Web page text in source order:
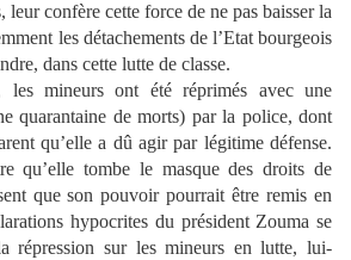
leur confère cette force de ne pas baisser la
les détachements de l’Etat bourgeois
dans cette lutte de classe.
mineurs ont été réprimés avec une
quarantaine de morts) par la police, dont
qu’elle a dû agir par légitime défense.
qu’elle tombe le masque des droits de
que son pouvoir pourrait être remis en
hypocrites du président Zouma se
répression sur les mineurs en lutte, lui-